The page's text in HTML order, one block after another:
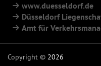
www.duesseldorf.de
Düsseldorf
Amt für
Copyright © 2026